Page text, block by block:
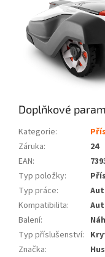
Doplňkové
Kategorie:
Záruka:
24
EAN:
Typ položky:
Typ práce:
Kompatibilita:
Balení:
Typ příslušenství:
Značka: